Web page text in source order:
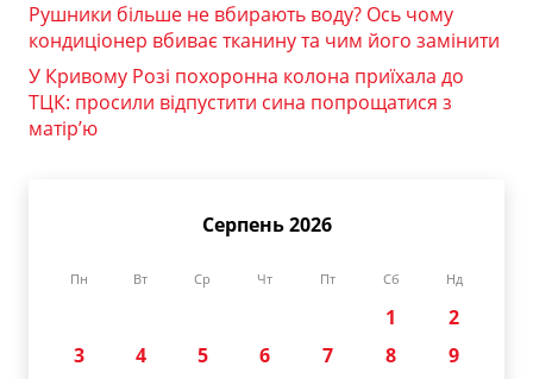
Рушники більше не вбирають воду? Ось чому
кондиціонер вбиває тканину та чим його замінити
У Кривому Розі похоронна колона приїхала до
ТЦК: просили відпустити сина попрощатися з
матір’ю
Серпень 2026
Пн Вт Ср Чт Пт Сб Нд
1
2
3
4 5 6 7 8
9